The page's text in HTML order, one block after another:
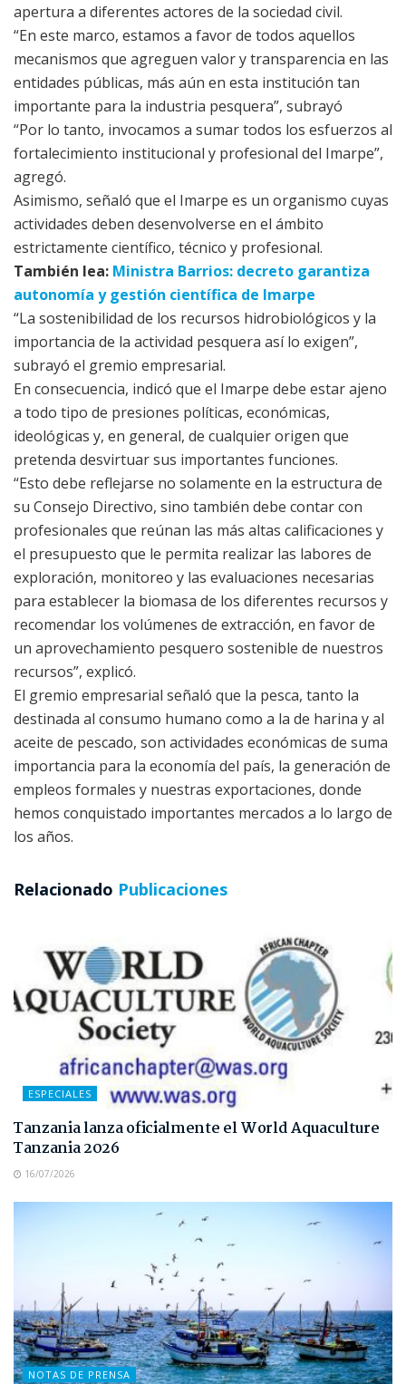
apertura a diferentes actores de la sociedad civil.
“En este marco, estamos a favor de todos aquellos
mecanismos que agreguen valor y transparencia en las
entidades públicas, más aún en esta institución tan
importante para la industria pesquera”, subrayó
“Por lo tanto, invocamos a sumar todos los esfuerzos al
fortalecimiento institucional y profesional del Imarpe”,
agregó.
Asimismo, señaló que el Imarpe es un organismo cuyas
actividades deben desenvolverse en el ámbito
estrictamente científico, técnico y profesional.
También lea: Ministra Barrios: decreto garantiza
autonomía y gestión científica de Imarpe
“La sostenibilidad de los recursos hidrobiológicos y la
importancia de la actividad pesquera así lo exigen”,
subrayó el gremio empresarial.
En consecuencia, indicó que el Imarpe debe estar ajeno
a todo tipo de presiones políticas, económicas,
ideológicas y, en general, de cualquier origen que
pretenda desvirtuar sus importantes funciones.
“Esto debe reflejarse no solamente en la estructura de
su Consejo Directivo, sino también debe contar con
profesionales que reúnan las más altas calificaciones y
el presupuesto que le permita realizar las labores de
exploración, monitoreo y las evaluaciones necesarias
para establecer la biomasa de los diferentes recursos y
recomendar los volúmenes de extracción, en favor de
un aprovechamiento pesquero sostenible de nuestros
recursos”, explicó.
El gremio empresarial señaló que la pesca, tanto la
destinada al consumo humano como a la de harina y al
aceite de pescado, son actividades económicas de suma
importancia para la economía del país, la generación de
empleos formales y nuestras exportaciones, donde
hemos conquistado importantes mercados a lo largo de
los años.
Relacionado Publicaciones
ESPECIALES
Tanzania lanza oficialmente el World Aquaculture
Tanzania 2026
16/07/2026
NOTAS DE PRENSA